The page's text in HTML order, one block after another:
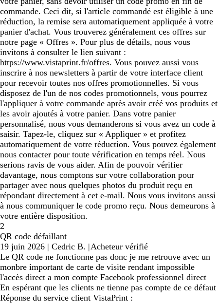
commande. Ceci dit, si l'article commandé est éligible à une
réduction, la remise sera automatiquement appliquée à votre
panier d'achat. Vous trouverez généralement ces offres sur
notre page « Offres ». Pour plus de détails, nous vous
invitons à consulter le lien suivant :
https://www.vistaprint.fr/offres. Vous pouvez aussi vous
inscrire à nos newsletters à partir de votre interface client
pour recevoir toutes nos offres promotionnelles. Si vous
disposez de l'un de nos codes promotionnels, vous pourrez
l'appliquer à votre commande après avoir créé vos produits et
les avoir ajoutés à votre panier. Dans votre panier
personnalisé, nous vous demanderons si vous avez un code à
saisir. Tapez-le, cliquez sur « Appliquer » et profitez
automatiquement de votre réduction. Vous pouvez également
nous contacter pour toute vérification en temps réel. Nous
serions ravis de vous aider. Afin de pouvoir vérifier
davantage, nous comptons sur votre collaboration pour
partager avec nous quelques photos du produit reçu en
répondant directement à cet e-mail. Nous vous invitons aussi
à nous communiquer le code promo reçu. Nous demeurons à
votre entière disposition.
2
QR code défaillant
19 juin 2026 | Cedric B. |Acheteur vérifié
Le QR code ne fonctionne pas donc je me retrouve avec un
monbre important de carte de visite rendant impossible
l'accès direct a mon compte Facebook professionnel direct
En espérant que les clients ne tienne pas compte de ce défaut
Réponse du service client VistaPrint :